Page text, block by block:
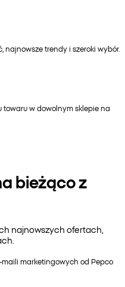
najnowsze trendy i szeroki wybór.
towaru w dowolnym sklepie na
bieżąco z
najnowszych ofertach,
marketingowych od Pepco